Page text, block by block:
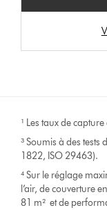
¹ Les taux de
³ Soumis à des tests
1822, ISO 29463).
⁴ Sur le réglage
l’air, de couverture
81 m² et de